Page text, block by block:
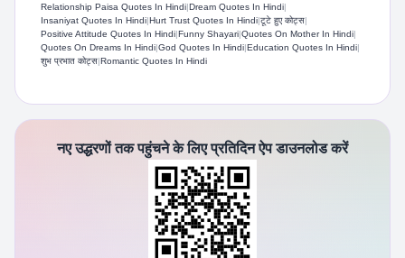
Relationship Paisa Quotes In Hindi|Dream Quotes In Hindi|
Insaniyat Quotes In Hindi|Hurt Trust Quotes In Hindi|टूटे हुए कोट्स|
Positive Attitude Quotes In Hindi|Funny Shayari|Quotes On Mother In Hindi|
Quotes On Dreams In Hindi|God Quotes In Hindi|Education Quotes In Hindi​|
शुभ प्रभात कोट्स|Romantic Quotes In Hindi
नए उद्धरणों तक पहुंचने के लिए प्रतिदिन ऐप डाउनलोड करें